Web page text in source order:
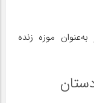
موزه زنده